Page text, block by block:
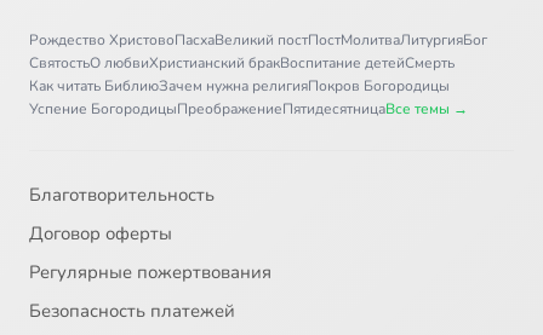
Рождество ХристовоПасхаВеликий постПостМолитваЛитургияБог
СвятостьО любвиХристианский бракВоспитание детейСмерть
Как читать БиблиюЗачем нужна религияПокров Богородицы
Успение БогородицыПреображениеПятидесятницаВсе темы →
Благотворительность
Договор оферты
Регулярные пожертвования
Безопасность платежей